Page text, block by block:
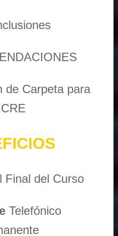
de Carpeta para
Final del Curso
Telefónico